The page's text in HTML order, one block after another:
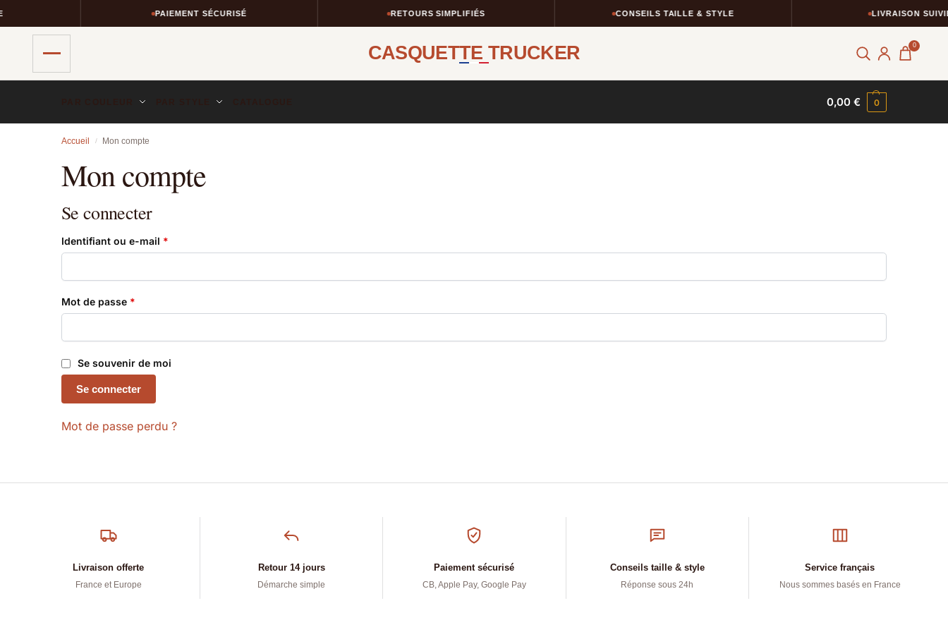
PAIEMENT SÉCURISÉ RETOURS SIMPLIFIÉS CONSEILS TAILLE & STYLE LIVRAISON SUIVIE
CASQUETTE TRUCKER 0
0,00€ 0
Accueil / Mon compte
Mon compte
Se connecter
Identifiant ou e-mail *
Mot de passe *
Se souvenir de moi
Se connecter
Mot de passe perdu ?
Livraison offerte
France et Europe
Retour 14 jours
Démarche simple
Paiement sécurisé
CB, Apple Pay, Google Pay
Conseils taille & style
Réponse sous 24h
Service français
Nous sommes basés en France